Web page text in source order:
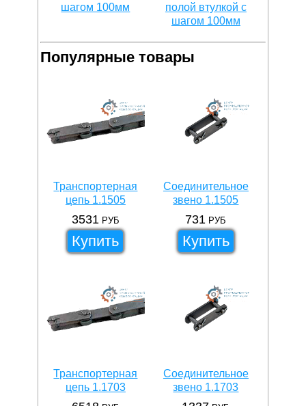
шагом 100мм
полой втулкой с
шагом 100мм
Популярные товары
Транспортерная
цепь 1.1505
3531 РУБ
Купить
Соединительное
звено 1.1505
731 РУБ
Купить
Транспортерная
цепь 1.1703
Соединительное
звено 1.1703